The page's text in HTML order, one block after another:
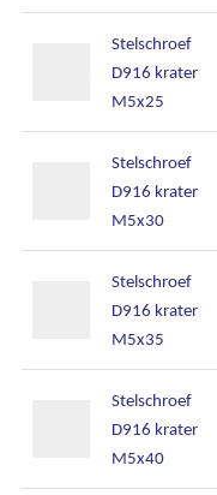
Stelschroef
D916 krater
M5x25
Stelschroef
D916 krater
M5x30
Stelschroef
D916 krater
M5x35
Stelschroef
D916 krater
M5x40